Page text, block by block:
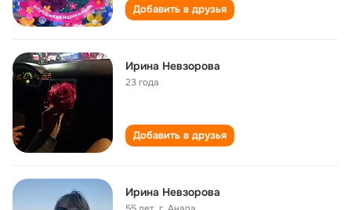
Добавить в друзья
Ирина Невзорова
23 года
Добавить в друзья
Ирина Невзорова